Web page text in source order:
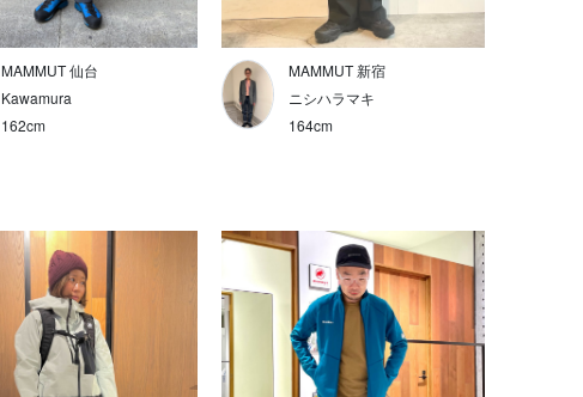
MAMMUT 仙台
Kawamura
162cm
MAMMUT 新宿
ニシハラマキ
164cm